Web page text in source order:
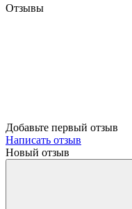
Отзывы
Добавьте первый отзыв
Написать отзыв
Новый отзыв